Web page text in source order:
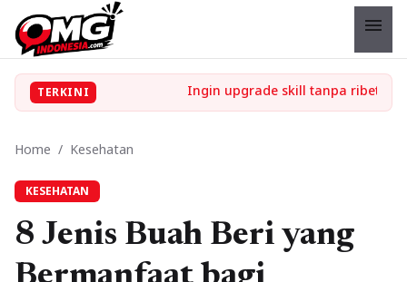
menu
TERKINI
Home / Kesehatan
KESEHATAN
8 Jenis Buah Beri yang